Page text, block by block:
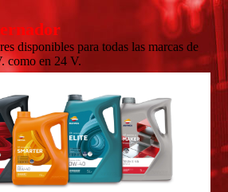
disponibles para todas las marcas de
como en 24 V.